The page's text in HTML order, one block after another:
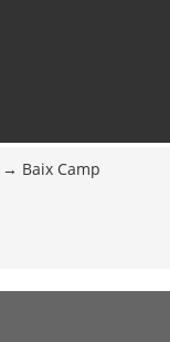
Baix Camp